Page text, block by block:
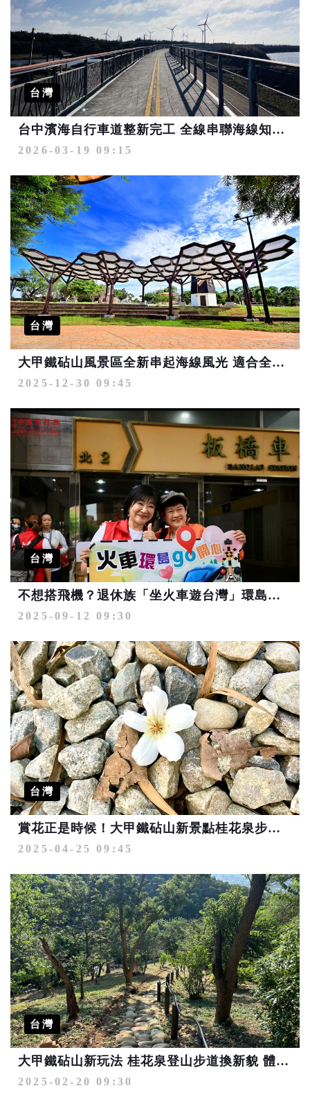
台灣
台中濱海自行車道整新完工 全線串聯海線知名景點
2026-03-19 09:15
台灣
大甲鐵砧山風景區全新串起海線風光 適合全齡健行漫遊輕旅行
2025-12-30 09:45
台灣
不想搭飛機？退休族「坐火車遊台灣」環島慢旅新風潮 輕鬆遊、結交新朋友
2025-09-12 09:30
台灣
賞花正是時候！大甲鐵砧山新景點桂花泉步道登場
2025-04-25 09:45
台灣
大甲鐵砧山新玩法 桂花泉登山步道換新貌 體驗手作步道之美
2025-02-20 09:30